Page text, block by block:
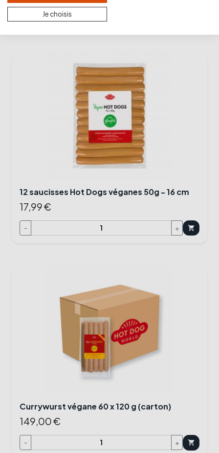
12 saucisses Hot Dogs véganes 50g - 16 cm
17,99 €
- + shopping_cart
Currywurst végane 60 x 120 g (carton)
149,00 €
- + shopping_cart
Je choisis